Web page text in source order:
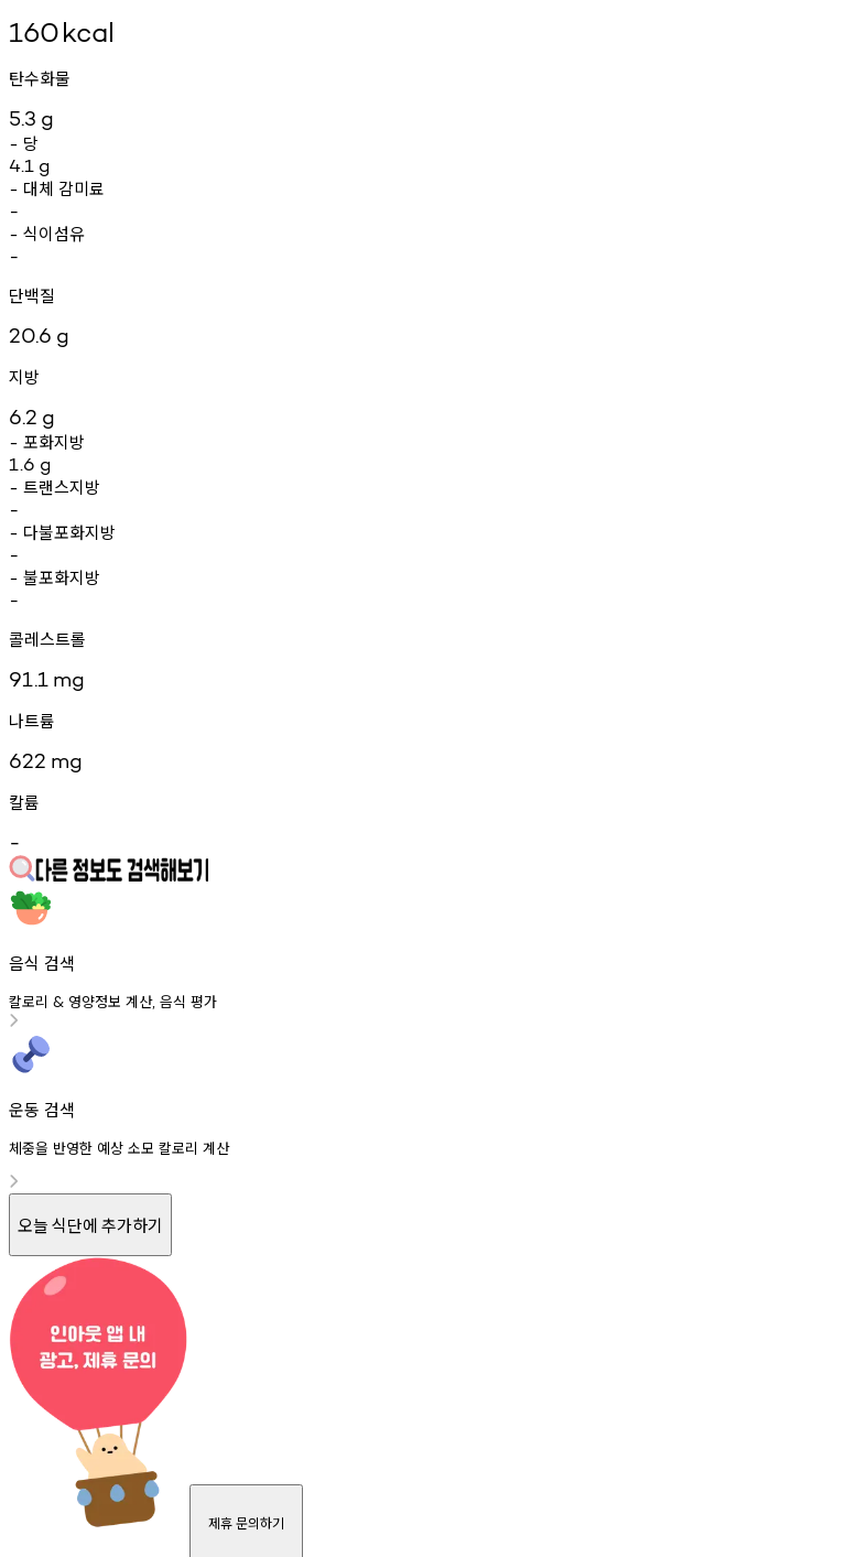
160kcal
탄수화물
5.3 g
- 당
4.1 g
- 대체 감미료
-
- 식이섬유
-
단백질
20.6 g
지방
6.2 g
- 포화지방
1.6 g
- 트랜스지방
-
- 다불포화지방
-
- 불포화지방
-
콜레스트롤
91.1 mg
나트륨
622 mg
칼륨
-
음식 검색
칼로리 & 영양정보 계산, 음식 평가
운동 검색
체중을 반영한 예상 소모 칼로리 계산
오늘 식단에 추가하기
제휴 문의하기